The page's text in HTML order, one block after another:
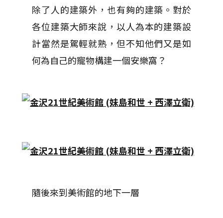
除了人的建築外，也有夠的建築。對於
各位建築大師來說，以人為本的建築設
計當然是駕輕就熟，但不知他們又是如
何為自己的寵物構建一個安樂窩？
隨後來到美術館的地下一層